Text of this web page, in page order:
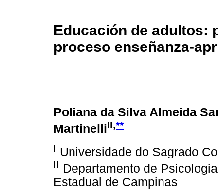
Educación de adultos:
proceso enseñanza-
Poliana da Silva Almeida
MartinelliII,**
I Universidade do Sagrado
II Departamento de
Estadual de Campinas